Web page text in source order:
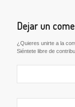
Dejar un
¿Quieres unirte a la
Siéntete libre de